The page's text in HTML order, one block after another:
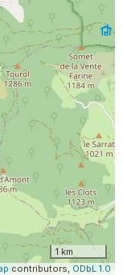
1 km
contributors, ODbL 1.0